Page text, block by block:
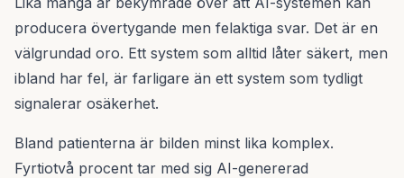
producera övertygande men felaktiga svar. Det är en
välgrundad oro. Ett system som alltid låter säkert, men
ibland har fel, är farligare än ett system som tydligt
signalerar osäkerhet.
Bland patienterna är bilden minst lika komplex.
Fyrtiotvå procent tar med sig AI-genererad